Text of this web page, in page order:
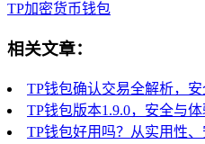
TP加密货币钱包
相关文章：
TP钱包确认交易全解析，
TP钱包版本1.9.0，安全与
TP钱包好用吗？从实用性